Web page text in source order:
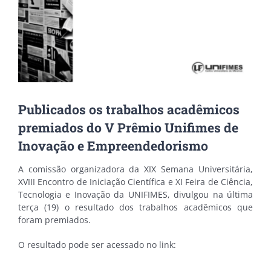
Publicados os trabalhos acadêmicos
premiados do V Prêmio Unifimes de
Inovação e Empreendedorismo
A comissão organizadora da XIX Semana Universitária,
XVIII Encontro de Iniciação Científica e XI Feira de Ciência,
Tecnologia e Inovação da UNIFIMES, divulgou na última
terça (19) o resultado dos trabalhos acadêmicos que
foram premiados.
O resultado pode ser acessado no link: